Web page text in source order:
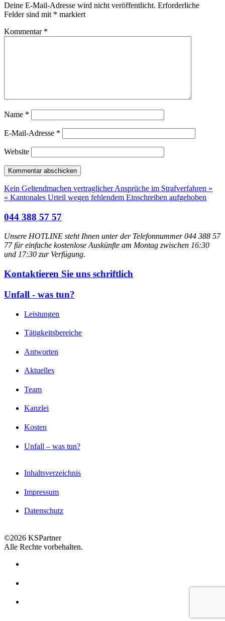
Deine E-Mail-Adresse wird nicht veröffentlicht. Erforderliche
Felder sind mit * markiert
Kommentar *
Name *
E-Mail-Adresse *
Website
Kein Geltendmachen vertraglicher Ansprüche im Strafverfahren »
« Kantonales Urteil wegen fehlendem Einschreiben aufgehoben
044 388 57 57
Unsere HOTLINE steht Ihnen unter der Telefonnummer 044 388 57
77 für einfache kostenlose Auskünfte am Montag zwischen 16:30
und 17:30 zur Verfügung.
Kontaktieren Sie uns schriftlich
Unfall - was tun?
Leistungen
Tätigkeitsbereiche
Antworten
Aktuelles
Team
Kanzlei
Kosten
Unfall – was tun?
Inhaltsverzeichnis
Impressum
Datenschutz
©2026 KSPartner
Alle Rechte vorbehalten.